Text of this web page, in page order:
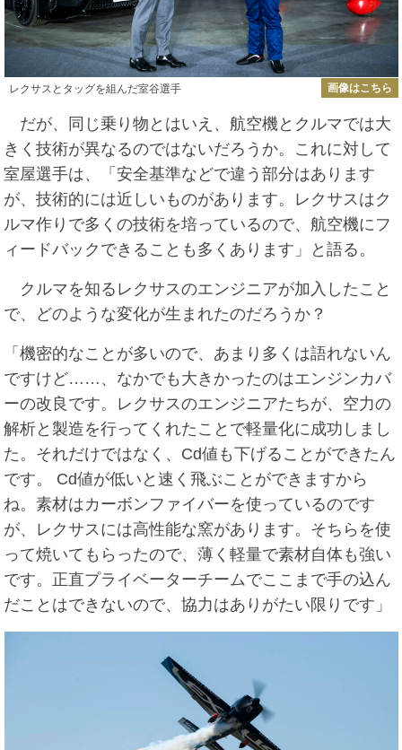
レクサスとタッグを組んだ室谷選手 画像はこちら
だが、同じ乗り物とはいえ、航空機とクルマでは大
きく技術が異なるのではないだろうか。これに対して
室屋選手は、「安全基準などで違う部分はあります
が、技術的には近しいものがあります。レクサスはク
ルマ作りで多くの技術を培っているので、航空機にフ
ィードバックできることも多くあります」と語る。
クルマを知るレクサスのエンジニアが加入したこと
で、どのような変化が生まれたのだろうか？
「機密的なことが多いので、あまり多くは語れないん
ですけど……、なかでも大きかったのはエンジンカバ
ーの改良です。レクサスのエンジニアたちが、空力の
解析と製造を行ってくれたことで軽量化に成功しまし
た。それだけではなく、Cd値も下げることができたん
です。 Cd値が低いと速く飛ぶことができますから
ね。素材はカーボンファイバーを使っているのです
が、レクサスには高性能な窯があります。そちらを使
って焼いてもらったので、薄く軽量で素材自体も強い
です。正直プライベーターチームでここまで手の込ん
だことはできないので、協力はありがたい限りです」